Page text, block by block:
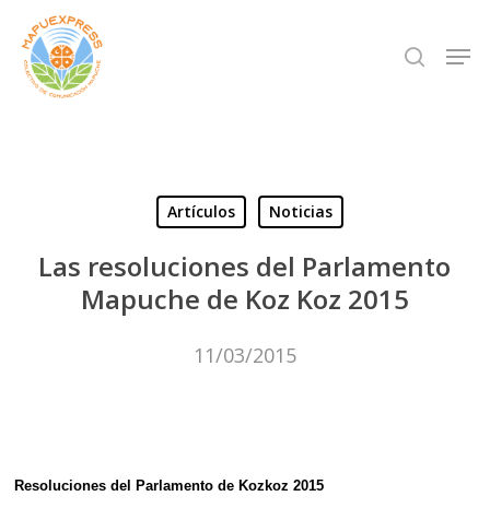
Skip
main
search
Artículos Noticias
Las resoluciones del Parlamento
Mapuche de Koz Koz 2015
11/03/2015
Resoluciones del Parlamento de Kozkoz 2015
Close